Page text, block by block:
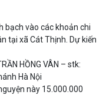
bạch vào các khoản chi
tại xã Cát Thịnh. Dự kiến
HỒNG VÂN – stk:
Hà Nội
này 15.000.000